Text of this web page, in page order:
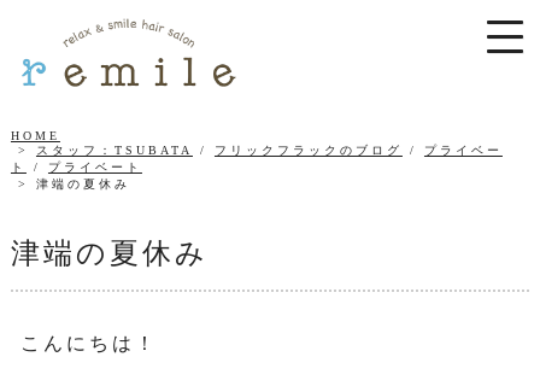
HOME
スタッフ：TSUBATA
/ フリックフラックのブログ / プライベー
ト
/ プライベート
津端の夏休み
津端の夏休み
こんにちは！